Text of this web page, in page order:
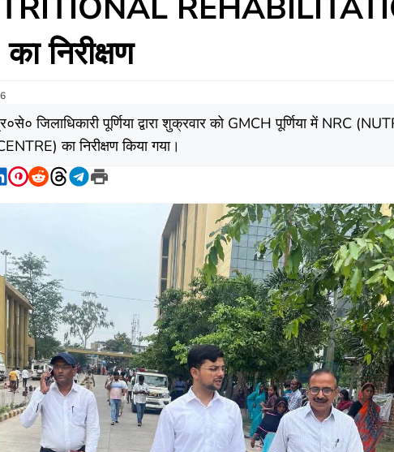
निरीक्षण
जिलाधिकारी पूर्णिया द्वारा शुक्रवार को GMCH पूर्णिया में NRC
का निरीक्षण किया गया।
Pinterest
RedditThreads
Telegram
Print